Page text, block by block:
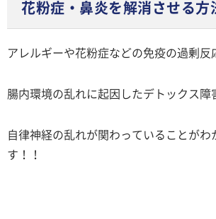
花粉症・鼻炎を解消させる方
アレルギーや花粉症などの免疫の過剰反
腸内環境の乱れに起因したデトックス障
自律神経の乱れが関わっていることがわ
す！！